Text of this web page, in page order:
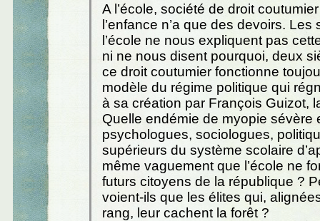
A l’école, société de droit
l’enfance n’a que des devoirs.
l’école ne nous expliquent pas
ni ne nous disent pourquoi, deux
ce droit coutumier fonctionne
modèle du régime politique qui
à sa création par François Guizot,
Quelle endémie de myopie sévère
psychologues, sociologues,
supérieurs du système scolaire
même vaguement que l’école ne
futurs citoyens de la république ?
voient-ils que les élites qui,
rang, leur cachent la forêt ?